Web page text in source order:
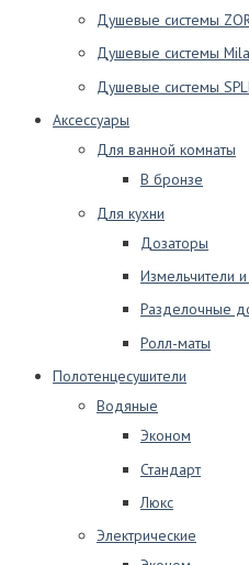
Душевые системы
Душевые системы
Душевые системы
Аксессуары
Для ванной комнаты
В бронзе
Для кухни
Дозаторы
Измельчители
Разделочные
Ролл-маты
Полотенцесушители
Водяные
Эконом
Стандарт
Люкс
Электрические